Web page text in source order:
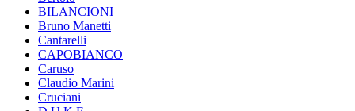
BILANCIONI
Bruno Manetti
Cantarelli
CAPOBIANCO
Caruso
Claudio Marini
Cruciani